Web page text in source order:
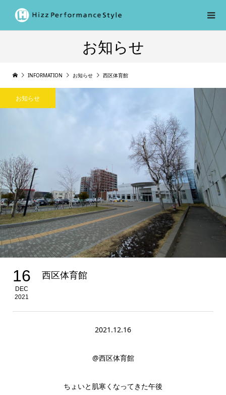
お知らせ
INFORMATION お知らせ 西区体育館
お知らせ
16
DEC
2021
西区体育館
2021.12.16
@西区体育館
ちょいと肌寒くなってきた午後